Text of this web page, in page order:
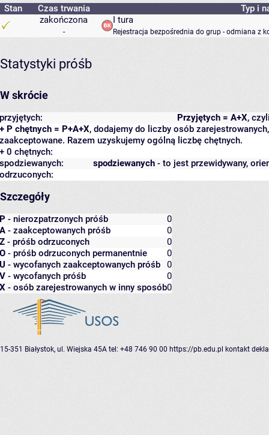
Stan
Czas trwania
Typ i
zakończona
-
I tura
Rejestracja bezpośrednia do grup - odmiana z
Statystyki próśb
W skrócie
Przyjętych = A+X,
przyjętych:
+ P chętnych = P+A+X, dodajemy do liczby osób
zaakceptowane. Razem uzyskujemy ogólną liczbę chętnych.
+ 0 chętnych:
spodziewanych - to jest przewidywany,
spodziewanych:
odrzuconych:
Szczegóły
P - nierozpatrzonych próśb
0
A - zaakceptowanych próśb
0
Z - próśb odrzuconych
0
O - próśb odrzuconych permanentnie
0
U - wycofanych zaakceptowanych próśb
0
V - wycofanych próśb
0
X - osób zarejestrowanych w inny sposób0
15-351 Białystok, ul. Wiejska 45A tel: +48 746 90 00 https://pb.edu.pl kontakt